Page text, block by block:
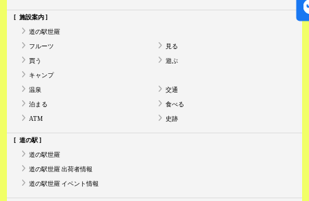
施設案内
道の駅世羅
フルーツ 見る
買う 遊ぶ
キャンプ
温泉 交通
泊まる 食べる
ATM 史跡
道の駅
道の駅世羅
道の駅世羅 出荷者情報
道の駅世羅 イベント情報